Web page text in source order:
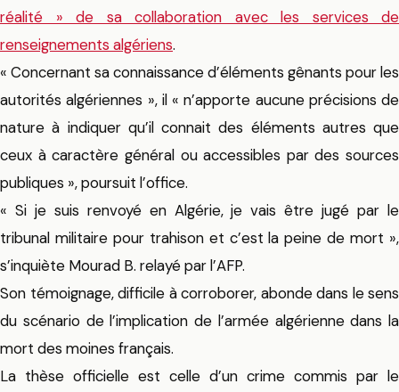
réalité » de sa collaboration avec les services de
renseignements algériens.
« Concernant sa connaissance d’éléments gênants pour les
autorités algériennes », il « n’apporte aucune précisions de
nature à indiquer qu’il connait des éléments autres que
ceux à caractère général ou accessibles par des sources
publiques », poursuit l’office.
« Si je suis renvoyé en Algérie, je vais être jugé par le
tribunal militaire pour trahison et c’est la peine de mort »,
s’inquiète Mourad B. relayé par l’AFP.
Son témoignage, difficile à corroborer, abonde dans le sens
du scénario de l’implication de l’armée algérienne dans la
mort des moines français.
La thèse officielle est celle d’un crime commis par le